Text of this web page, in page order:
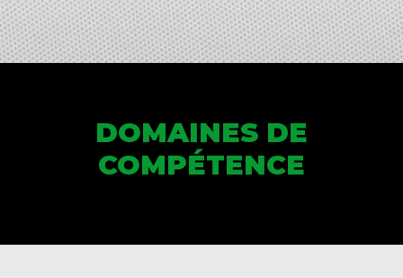
DOMAINES DE
COMPÉTENCE